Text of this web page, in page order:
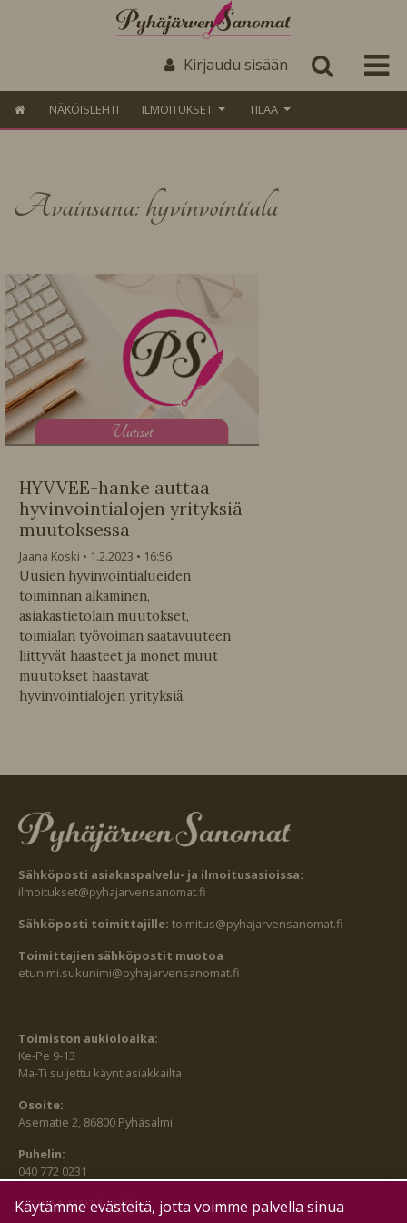
Kirjaudu sisään
NÄKÖISLEHTI ILMOITUKSET TILAA
Avainsana: hyvinvointiala
Uutiset
HYVVEE-hanke auttaa
hyvinvointialojen yrityksiä
muutoksessa
Jaana Koski 1.2.2023
16:56
Uusien hyvinvointialueiden
toiminnan alkaminen,
asiakastietolain muutokset,
toimialan työvoiman saatavuuteen
liittyvät haasteet ja monet muut
muutokset haastavat
hyvinvointialojen yrityksiä.
Sähköposti asiakaspalvelu- ja ilmoitusasioissa:
ilmoitukset@pyhajarvensanomat.fi
Sähköposti toimittajille: toimitus@pyhajarvensanomat.fi
Toimittajien sähköpostit muotoa
etunimi.sukunimi@pyhajarvensanomat.fi
Toimiston aukioloaika:
Ke-Pe 9-13
Ma-Ti suljettu käyntiasiakkailta
Osoite:
Asematie 2, 86800 Pyhäsalmi
Puhelin:
040 772 0231
SEURAA MEITÄ MYÖS:
Käytämme evästeitä, jotta voimme palvella sinua